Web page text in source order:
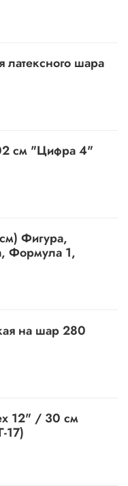
латексного шара
см "Цифра 4"
Фигура,
Формула 1,
на шар 280
12" / 30 см
17)